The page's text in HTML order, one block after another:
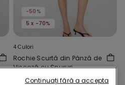
-50%
5 x -70%
4 Culori
Rochie Scurtă din Pânză de
Viscoză cu Șnururi
79,90 RON 39,90 RON-50%
Continuați fără a accepta